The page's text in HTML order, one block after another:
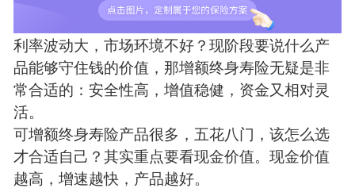
利率波动大，市场环境不好？现阶段要说什么产
品能够守住钱的价值，那增额终身寿险无疑是非
常合适的：安全性高，增值稳健，资金又相对灵
活。
可增额终身寿险产品很多，五花八门，该怎么选
才合适自己？其实重点要看现金价值。现金价值
越高，增速越快，产品越好。